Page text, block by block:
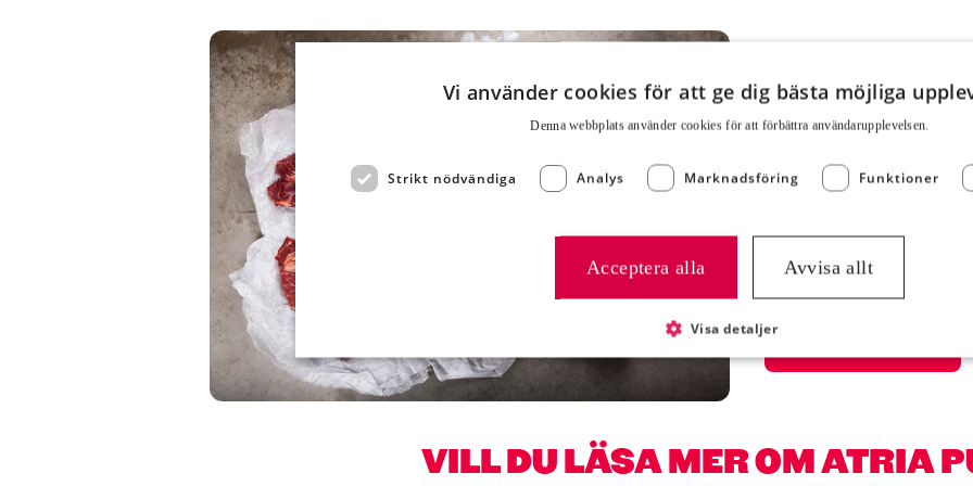
Pure Rare är ett
till individnivå tack var
av nötköttet kommer
tjänar djuret två syften
Det är alltså ingen
restauratörer och
viken.
VILL DU LÄSA MER OM ATRIA
Vi använder cookies för att ge dig bästa möjliga
Denna webbplats använder cookies för att för­bättra användar­upplevelsen.
Strikt nödvändiga Analys Marknadsföring Funktioner
Acceptera alla Avvisa allt
Visa detaljer